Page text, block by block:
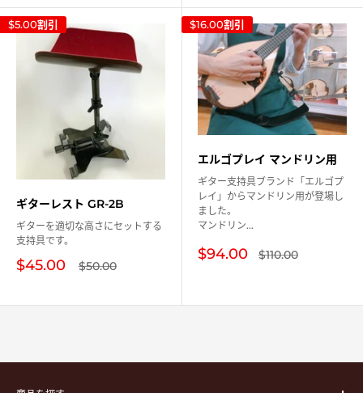
格
$5.00割引
ギターレスト GR-2B
ギターを適切な高さにセットする
支持具です。
販
格
$45.00 通
常
$50.00
$16.00割引
エルゴプレイ マンドリン用
ギター支持具ブランド「エルゴプ
レイ」からマンドリン用が登場し
ました。
マンドリン...
販
売
$94.00 通
常
$110.00